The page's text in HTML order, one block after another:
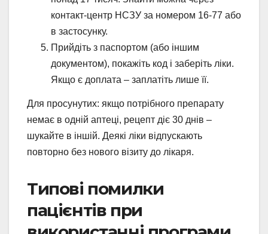
контакт-центр НСЗУ за номером 16-77 або
в застосунку.
Прийдіть з паспортом (або іншим
документом), покажіть код і заберіть ліки.
Якщо є доплата – заплатіть лише її.
Для просунутих: якщо потрібного препарату
немає в одній аптеці, рецепт діє 30 днів –
шукайте в іншій. Деякі ліки відпускають
повторно без нового візиту до лікаря.
Типові помилки
пацієнтів при